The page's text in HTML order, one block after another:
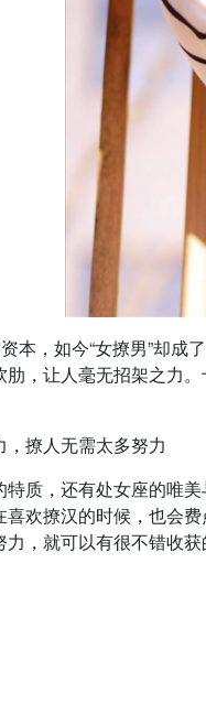
本，如今“女撩男”却
，让人毫无招架之力
撩人无需太多努力
质，还有处女座的唯
欢撩汉的时候，也会
，就可以有很不错收